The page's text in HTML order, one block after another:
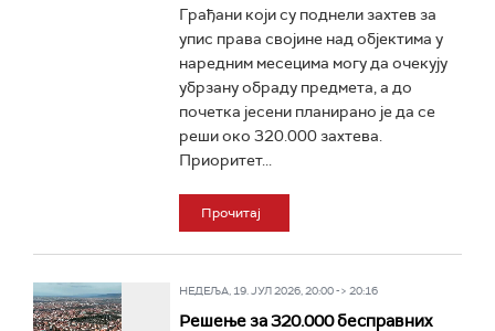
Грађани који су поднели захтев за
упис права својине над објектима у
наредним месецима могу да очекују
убрзану обраду предмета, а до
почетка јесени планирано је да се
реши око 320.000 захтева.
Приоритет...
Прочитај
НЕДЕЉА, 19. ЈУЛ 2026, 20:00 -> 20:16
Решење за 320.000 бесправних